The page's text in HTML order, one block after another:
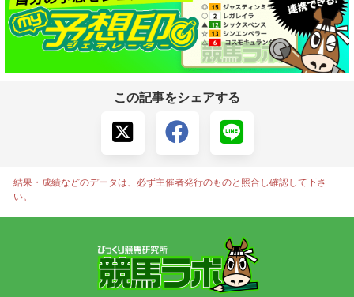
この記事をシェアする
結果・成績などのデータは、必ず主催者発行のものと照合し確認して下さ
い。